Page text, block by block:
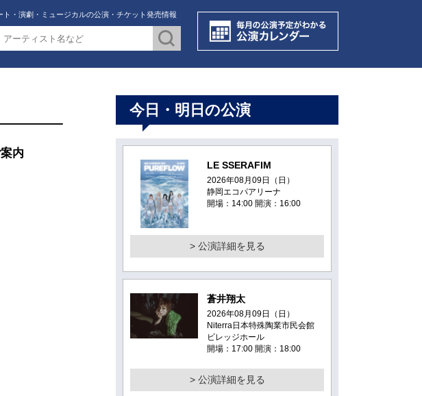
・演劇・ミュージカルの公演・チケット発売情報
内
今日・明日の公演
LE SSERAFIM
2026年08月09日（日）
静岡エコパアリーナ
開場：14:00 開演：16:00
> 公演詳細を見る
蒼井翔太
2026年08月09日（日）
Niterra日本特殊陶業市民会館
ビレッジホール
開場：17:00 開演：18:00
> 公演詳細を見る